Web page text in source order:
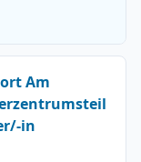
Am
in